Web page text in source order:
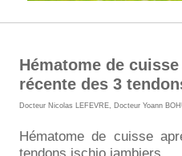
Hématome de
récente des 3
Docteur Nicolas LEFEVRE Docteur Yoann
Hématome de cuisse
tendons ischio jambiers